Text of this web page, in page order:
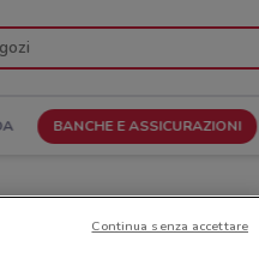
BANCHE E ASSICURAZIONI
Continua senza accettare